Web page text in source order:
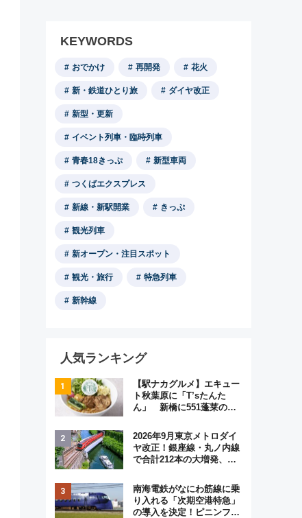
KEYWORDS
おでかけ 再開発 花火
新・鉄道ひとり旅 ダイヤ改正
新型・更新
イベント列車・臨時列車
青春18きっぷ 新型車両
つくばエクスプレス
新線・新駅開業 きっぷ
観光列車
新オープン・注目スポット
観光・旅行 特急列車
新幹線
人気ランキング
【駅ナカグルメ】エキュー
ト秋葉原に「T’sたんた
ん」 新橋に551蓬莱の
オムライス専門店「肉とた
まご」新グルメ続々登場！
【2026年8月】
2026年9月東京メトロダイ
ヤ改正！銀座線・丸ノ内線
で合計212本の大増発、混
南海電鉄がなにわ筋線に乗
り入れる「次期空港特急」
の導入を決定！ピニンファ